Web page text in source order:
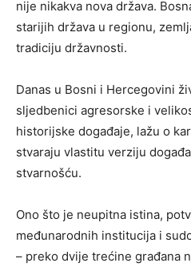
nije nikakva nova država.
starijih država u regionu,
tradiciju državnosti.
Danas u Bosni i Hercegovini
sljedbenici agresorske i
historijske događaje, lažu o
stvaraju vlastitu verziju
stvarnošću.
Ono što je neupitna istina,
međunarodnih institucija i
– preko dvije trećine građana